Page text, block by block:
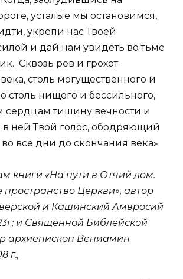
усталые мы остановимся,
укрепи нас Твоей
и дай нам увидеть во тьме
Сквозь рев и грохот
столь могущественного и
столь нищего и бессильного,
сердцам тишину вечности и
ней Твой голос, ободряющий
все дни до скончания века».
книги «На пути в Отчий дом.
пространство Церкви», автор
и Кашинский Амвросий
и Священной Библейской
архиепископ Вениамин
г.,